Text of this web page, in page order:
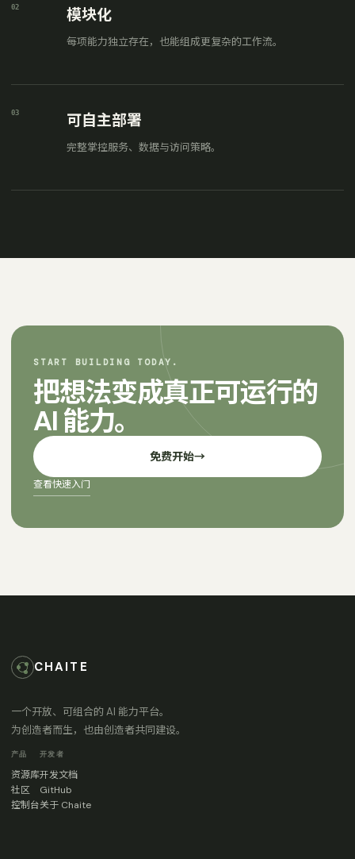
02 模块化
每项能力独立存在，也能组成更复杂的工作流。
03 可自主部署
完整掌控服务、数据与访问策略。
START BUILDING TODAY.
把想法变成真正可运行的
AI 能力。
免费开始→
查看快速入门
CHAITE
一个开放、可组合的 AI 能力平台。
为创造者而生，也由创造者共同建设。
产品
资源库
社区
控制台
开发者
开发文档
GitHub
关于 Chaite